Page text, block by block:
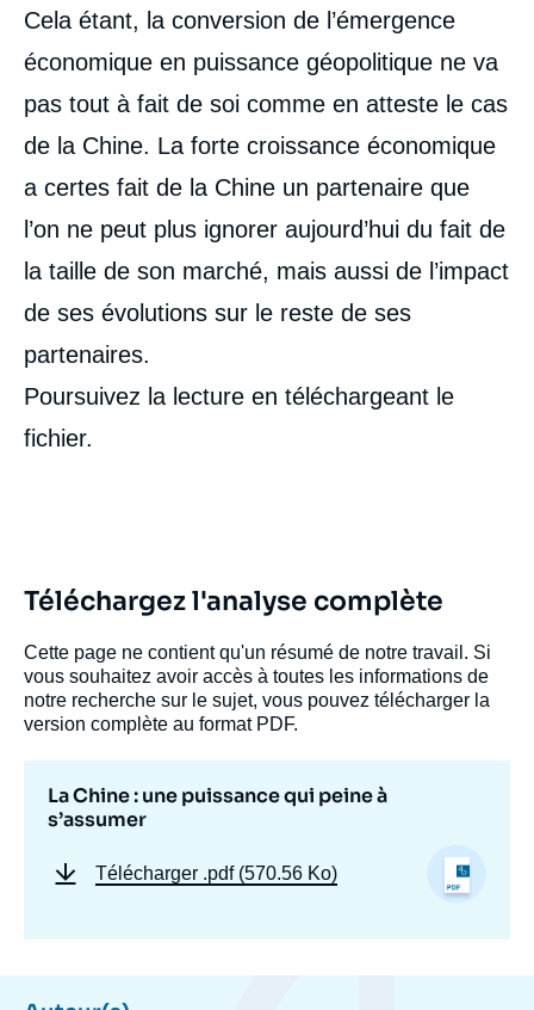
Corps
analyses
Cela étant, la conversion de l’émergence
économique en puissance géopolitique ne va
pas tout à fait de soi comme en atteste le cas
de la Chine. La forte croissance économique
a certes fait de la Chine un partenaire que
l’on ne peut plus ignorer aujourd’hui du fait de
la taille de son marché, mais aussi de l’impact
de ses évolutions sur le reste de ses
partenaires.
Poursuivez la lecture en téléchargeant le
fichier.
Téléchargez l'analyse complète
Cette page ne contient qu'un résumé de notre travail. Si
vous souhaitez avoir accès à toutes les informations de
notre recherche sur le sujet, vous pouvez télécharger la
version complète au format PDF.
La Chine : une puissance qui peine à
s’assumer
Télécharger .pdf (570.56 Ko)